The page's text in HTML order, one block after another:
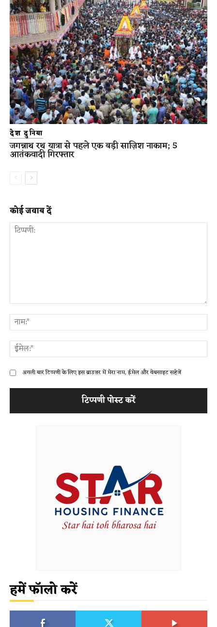
देश दुनिया
जगन्नाथ रथ यात्रा से पहले एक बड़ी साज़िश नाकाम; 5
आतंकवादी गिरफ्तार
कोई जवाब दें
अगली बार टिप्पणी के लिए इस ब्राउज़र में मेरा नाम, ईमेल और वेबसाइट सहेजें
हमें फॉलो करें